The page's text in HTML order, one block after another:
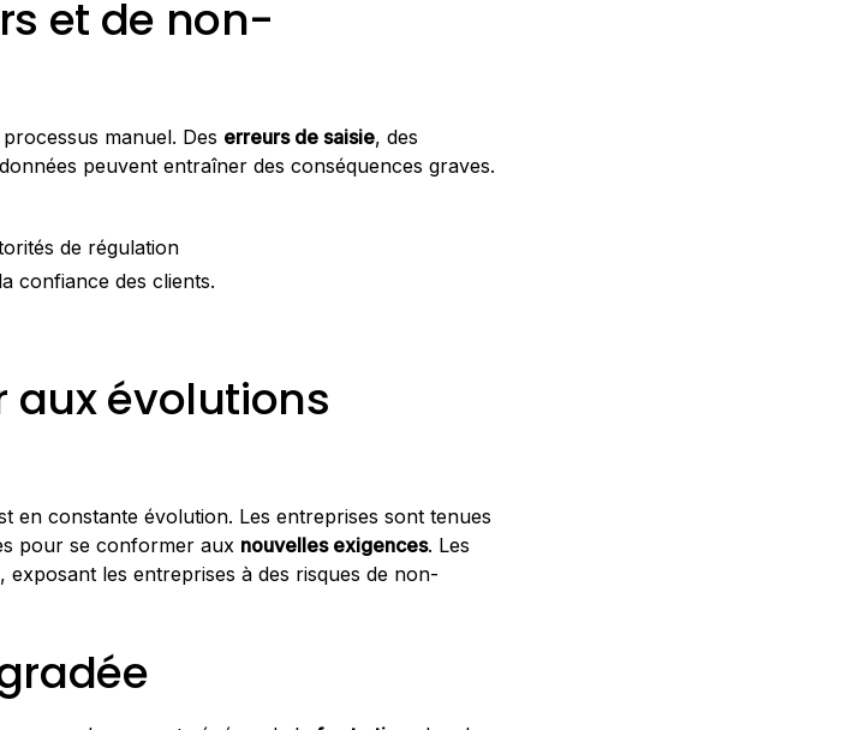
et de non-
manuel. Des erreurs de saisie, des
peuvent entraîner des conséquences graves.
de régulation
confiance des clients.
aux évolutions
en constante évolution. Les entreprises sont tenues
pour se conformer aux nouvelles exigences. Les
les entreprises à des risques de non-